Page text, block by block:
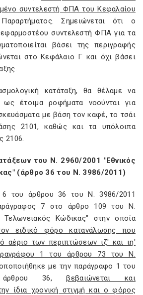
συντελεστή ΦΠΑ του Κεφαλαίου
Σημειώνεται ότι ο
συντελεστή ΦΠΑ για τα
βάσει της περιγραφής
στο Κεφάλαιο Γ και όχι βάσει
κατάταξη, θα θέλαμε να
ως έτοιμα ροφήματα νοούνται για
με βάση τον καφέ, το τσάι
2101, καθώς και τα υπόλοιπα
2106.
του Ν. 2960/2001 "Εθνικός
(άρθρο 36 του Ν. 3986/2011)
του άρθρου 36 του Ν. 3986/2011
7 στο άρθρο 109 του Ν.
Τελωνειακός Κώδικας" στην οποία
ειδικό φόρο κατανάλωσης που
αέριο των περιπτώσεων ιζ' και ιη'
1 του άρθρου 73 του Ν.
με την παράγραφο 1 του
άρθρου 36,βεβαιώνεται και
ίδια χρονική στιγμή και ο φόρος